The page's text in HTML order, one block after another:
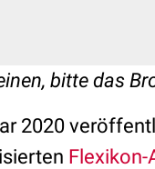
bitte das
2020
Flexikon-